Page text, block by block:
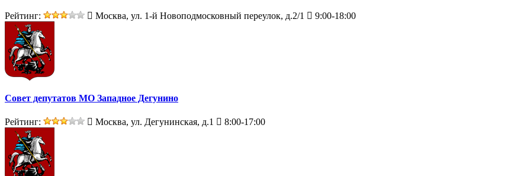
Рейтинг: Москва, ул. 1-й Новоподмосковный переулок, д.2/1 9:00-18:00
Совет депутатов МО Западное Дегунино
Рейтинг: Москва, ул. Дегунинская, д.1 8:00-17:00